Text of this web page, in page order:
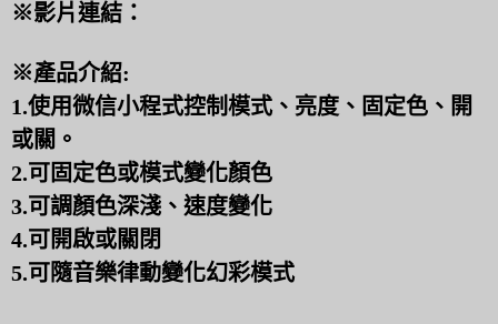
※影片連結：
※產品介紹:
1.使用微信小程式控制模式、亮度、固定色、開
或關。
2.可固定色或模式變化顏色
3.可調顏色深淺、速度變化
4.可開啟或關閉
5.可隨音樂律動變化幻彩模式